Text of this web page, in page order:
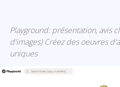
Playground: présentation, avis
d'images) Créez des oeuvres
uniques